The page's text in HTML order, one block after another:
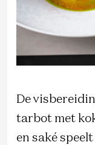
De
tarbot met
en saké